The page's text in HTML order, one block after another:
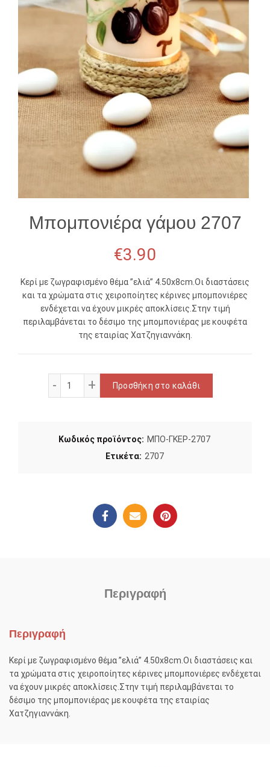
Μπομπονιέρα γάμου 2707
€3.90
Κερί με ζωγραφισμένο θέμα ”ελιά” 4.50x8cm.Οι διαστάσεις
και τα χρώματα στις χειροποίητες κέρινες μπομπονιέρες
ενδέχεται να έχουν μικρές αποκλίσεις.Στην τιμή
περιλαμβάνεται το δέσιμο της μπομπονιέρας με κουφέτα
της εταιρίας Χατζηγιαννάκη.
Μπομπονιέρα γάμου 2707 ποσότητα
Προσθήκη στο καλάθι
Κωδικός προϊόντος: ΜΠΟ-ΓΚΕΡ-2707
Ετικέτα: 2707
Περιγραφή
Περιγραφή
Κερί με ζωγραφισμένο θέμα ”ελιά” 4.50x8cm.Οι διαστάσεις και
τα χρώματα στις χειροποίητες κέρινες μπομπονιέρες ενδέχεται
να έχουν μικρές αποκλίσεις.Στην τιμή περιλαμβάνεται το
δέσιμο της μπομπονιέρας με κουφέτα της εταιρίας
Χατζηγιαννάκη.